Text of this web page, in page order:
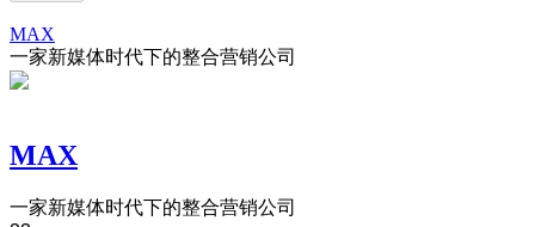
MAX
一家新媒体时代下的整合营销公司
MAX
一家新媒体时代下的整合营销公司